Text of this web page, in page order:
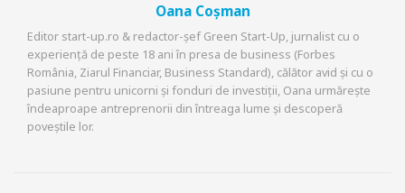
Oana Coșman
Editor start-up.ro & redactor-șef Green Start-Up, jurnalist cu o
experiență de peste 18 ani în presa de business (Forbes
România, Ziarul Financiar, Business Standard), călător avid și cu o
pasiune pentru unicorni și fonduri de investiții, Oana urmărește
îndeaproape antreprenorii din întreaga lume și descoperă
poveștile lor.